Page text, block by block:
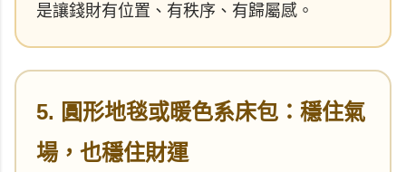
是讓錢財有位置、有秩序、有歸屬感。
5. 圓形地毯或暖色系床包：穩住氣
場，也穩住財運